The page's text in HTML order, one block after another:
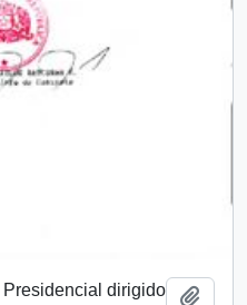
Presidencial dirigido